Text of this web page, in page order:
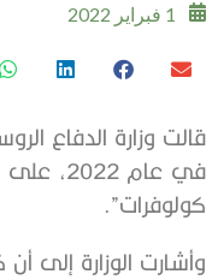
1 فبراير 2022
قالت وزارة الدفاع
في عام
كولوفرات”.